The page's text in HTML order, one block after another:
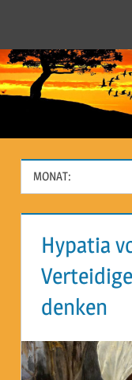
springen
("kopfüber")
MONAT:
Hypatia
denken